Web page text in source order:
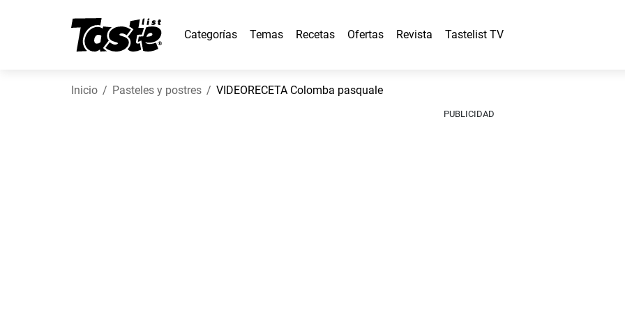
Categorías Temas Recetas Ofertas Revista Tastelist TV
Inicio Pasteles y postres VIDEORECETA Colomba pasquale
PUBLICIDAD